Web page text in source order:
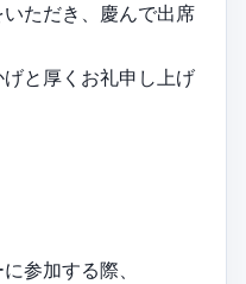
いただき、慶んで出席
げと厚くお礼申し上げ
参加する際、